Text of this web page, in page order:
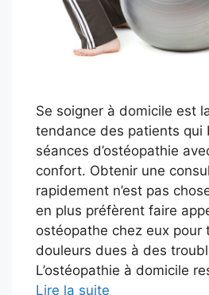
Se soigner à domicile est
tendance des patients qui
séances d’ostéopathie
confort. Obtenir une
rapidement n’est pas
en plus préfèrent faire
ostéopathe chez eux pour
douleurs dues à des
L’ostéopathie à domicile
Lire la suite